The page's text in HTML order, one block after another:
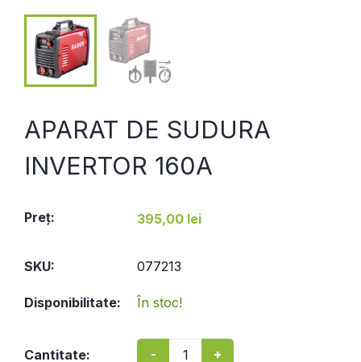
APARAT DE SUDURA
INVERTOR 160A
Preţ: 395,00 lei
SKU: 077213
Disponibilitate: În stoc!
Cantitate: - +